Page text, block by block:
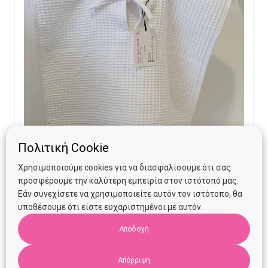
Πόντσο Manibus Meis Milk (18 μηνών- 3 ετών)
26.00Original
€15.00
Προσθήκη στο καλάθι
Πολιτική Cookie
Χρησιμοποιούμε cookies για να διασφαλίσουμε ότι σας
προσφέρουμε την καλύτερη εμπειρία στον ιστότοπό μας.
Εάν συνεχίσετε να χρησιμοποιείτε αυτόν τον ιστότοπο, θα
υποθέσουμε ότι είστε ευχαριστημένοι με αυτόν.
Αποδοχή
Απόρριψη